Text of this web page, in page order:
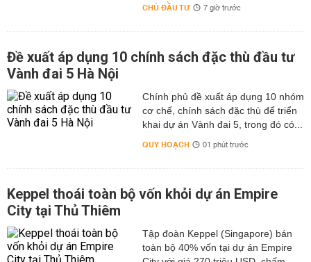
CHỦ ĐẦU TƯ 7 giờ trước
Đề xuất áp dụng 10 chính sách đặc thù đầu tư
Vành đai 5 Hà Nội
Chính phủ đề xuất áp dụng 10 nhóm
cơ chế, chính sách đặc thù để triển
khai dự án Vành đai 5, trong đó có...
QUY HOẠCH 01 phút trước
Keppel thoái toàn bộ vốn khỏi dự án Empire
City tại Thủ Thiêm
Tập đoàn Keppel (Singapore) bán
toàn bộ 40% vốn tại dự án Empire